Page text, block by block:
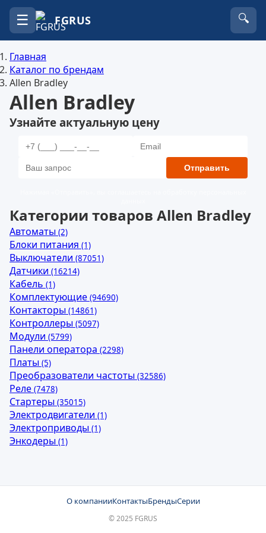
☰ FGRUS 🔍
Главная
Каталог по брендам
Allen Bradley
Allen Bradley
Узнайте актуальную цену
Отправить
Категории товаров Allen Bradley
Автоматы (2)
Блоки питания (1)
Выключатели (87051)
Датчики (16214)
Кабель (1)
Комплектующие (94690)
Контакторы (14861)
Контроллеры (5097)
Модули (5799)
Панели оператора (2298)
Платы (5)
Преобразователи частоты (32586)
Реле (7478)
Стартеры (35015)
Электродвигатели (1)
Электроприводы (1)
Энкодеры (1)
О компанииКонтактыБрендыСерии
© 2025 FGRUS